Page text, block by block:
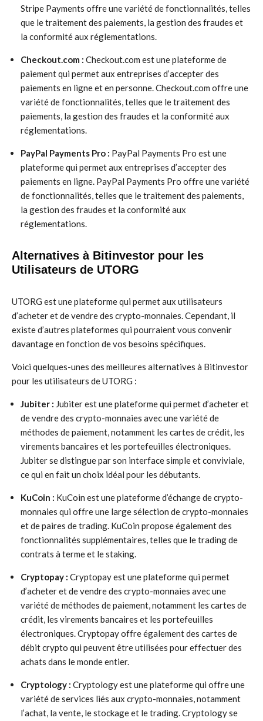
Stripe Payments offre une variété de fonctionnalités, telles
que le traitement des paiements, la gestion des fraudes et
la conformité aux réglementations.
Checkout.com : Checkout.com est une plateforme de
paiement qui permet aux entreprises d’accepter des
paiements en ligne et en personne. Checkout.com offre une
variété de fonctionnalités, telles que le traitement des
paiements, la gestion des fraudes et la conformité aux
réglementations.
PayPal Payments Pro : PayPal Payments Pro est une
plateforme qui permet aux entreprises d’accepter des
paiements en ligne. PayPal Payments Pro offre une variété
de fonctionnalités, telles que le traitement des paiements,
la gestion des fraudes et la conformité aux
réglementations.
Alternatives à Bitinvestor pour les
Utilisateurs de UTORG
UTORG est une plateforme qui permet aux utilisateurs
d’acheter et de vendre des crypto-monnaies. Cependant, il
existe d’autres plateformes qui pourraient vous convenir
davantage en fonction de vos besoins spécifiques.
Voici quelques-unes des meilleures alternatives à Bitinvestor
pour les utilisateurs de UTORG :
Jubiter : Jubiter est une plateforme qui permet d’acheter et
de vendre des crypto-monnaies avec une variété de
méthodes de paiement, notamment les cartes de crédit, les
virements bancaires et les portefeuilles électroniques.
Jubiter se distingue par son interface simple et conviviale,
ce qui en fait un choix idéal pour les débutants.
KuCoin : KuCoin est une plateforme d’échange de crypto-
monnaies qui offre une large sélection de crypto-monnaies
et de paires de trading. KuCoin propose également des
fonctionnalités supplémentaires, telles que le trading de
contrats à terme et le staking.
Cryptopay : Cryptopay est une plateforme qui permet
d’acheter et de vendre des crypto-monnaies avec une
variété de méthodes de paiement, notamment les cartes de
crédit, les virements bancaires et les portefeuilles
électroniques. Cryptopay offre également des cartes de
débit crypto qui peuvent être utilisées pour effectuer des
achats dans le monde entier.
Cryptology : Cryptology est une plateforme qui offre une
variété de services liés aux crypto-monnaies, notamment
l’achat, la vente, le stockage et le trading. Cryptology se